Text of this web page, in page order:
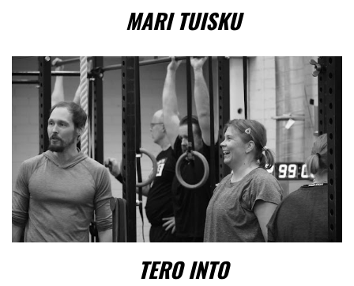
MARI TUISKU
TERO INTO